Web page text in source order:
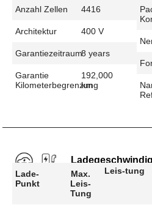
Anzahl Zellen 4416
Architektur 400 V
Garantiezeitraum8 years
Garantie
Kilometerbegrenzung
192,000
km
Lade-
Punkt
Max.
Leis-
Tung
Leis-tung